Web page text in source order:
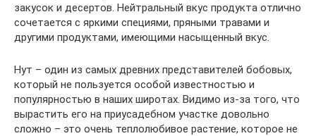
закусок и десертов. Нейтральный вкус продукта отлично
сочетается с яркими специями, пряными травами и
другими продуктами, имеющими насыщенный вкус.
Нут – один из самых древних представителей бобовых,
который не пользуется особой известностью и
популярностью в наших широтах. Видимо из-за того, что
вырастить его на приусадебном участке довольно
сложно – это очень теплолюбивое растение, которое не